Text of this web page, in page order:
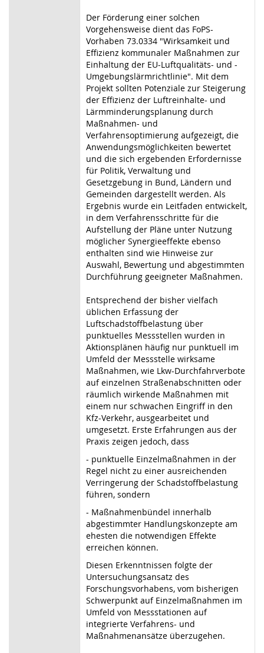
Der Förderung einer solchen
Vorgehensweise dient das FoPS-
Vorhaben 73.0334 "Wirksamkeit und
Effizienz kommunaler Maßnahmen zur
Einhaltung der EU-Luftqualitäts- und -
Umgebungslärmrichtlinie". Mit dem
Projekt sollten Potenziale zur Steigerung
der Effizienz der Luftreinhalte- und
Lärmminderungsplanung durch
Maßnahmen- und
Verfahrensoptimierung aufgezeigt, die
Anwendungsmöglichkeiten bewertet
und die sich ergebenden Erfordernisse
für Politik, Verwaltung und
Gesetzgebung in Bund, Ländern und
Gemeinden dargestellt werden. Als
Ergebnis wurde ein Leitfaden entwickelt,
in dem Verfahrensschritte für die
Aufstellung der Pläne unter Nutzung
möglicher Synergieeffekte ebenso
enthalten sind wie Hinweise zur
Auswahl, Bewertung und abgestimmten
Durchführung geeigneter Maßnahmen.
Entsprechend der bisher vielfach
üblichen Erfassung der
Luftschadstoffbelastung über
punktuelles Messstellen wurden in
Aktionsplänen häufig nur punktuell im
Umfeld der Messstelle wirksame
Maßnahmen, wie Lkw-Durchfahrverbote
auf einzelnen Straßenabschnitten oder
räumlich wirkende Maßnahmen mit
einem nur schwachen Eingriff in den
Kfz-Verkehr, ausgearbeitet und
umgesetzt. Erste Erfahrungen aus der
Praxis zeigen jedoch, dass
- punktuelle Einzelmaßnahmen in der
Regel nicht zu einer ausreichenden
Verringerung der Schadstoffbelastung
führen, sondern
- Maßnahmenbündel innerhalb
abgestimmter Handlungskonzepte am
ehesten die notwendigen Effekte
erreichen können.
Diesen Erkenntnissen folgte der
Untersuchungsansatz des
Forschungsvorhabens, vom bisherigen
Schwerpunkt auf Einzelmaßnahmen im
Umfeld von Messstationen auf
integrierte Verfahrens- und
Maßnahmenansätze überzugehen.